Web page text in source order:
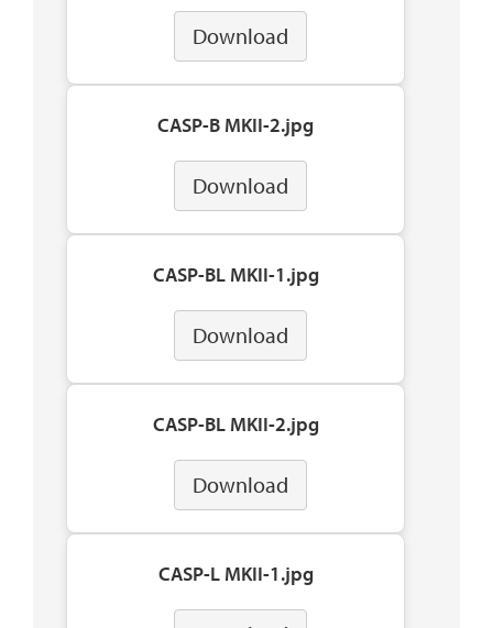
Download
CASP-B MKII-2.jpg
Download
CASP-BL MKII-1.jpg
Download
CASP-BL MKII-2.jpg
Download
CASP-L MKII-1.jpg